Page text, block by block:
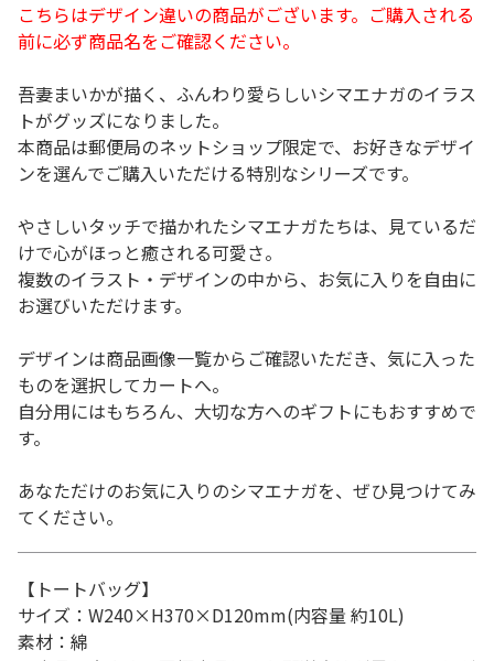
こちらはデザイン違いの商品がございます。ご購入される
前に必ず商品名をご確認ください。
吾妻まいかが描く、ふんわり愛らしいシマエナガのイラス
トがグッズになりました。
本商品は郵便局のネットショップ限定で、お好きなデザイ
ンを選んでご購入いただける特別なシリーズです。
やさしいタッチで描かれたシマエナガたちは、見ているだ
けで心がほっと癒される可愛さ。
複数のイラスト・デザインの中から、お気に入りを自由に
お選びいただけます。
デザインは商品画像一覧からご確認いただき、気に入った
ものを選択してカートへ。
自分用にはもちろん、大切な方へのギフトにもおすすめで
す。
あなただけのお気に入りのシマエナガを、ぜひ見つけてみ
てください。
【トートバッグ】
サイズ：W240×H370×D120mm(内容量 約10L)
素材：綿